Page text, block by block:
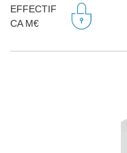
EFFECTIF
CA M€